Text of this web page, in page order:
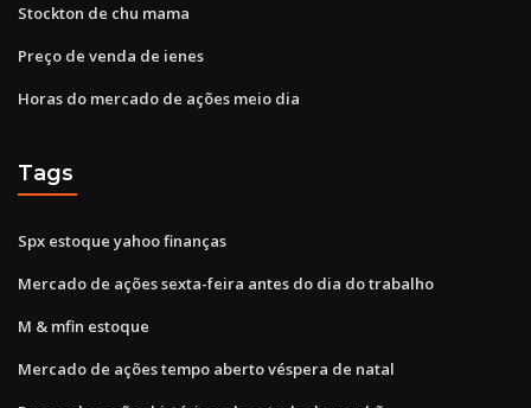
Stockton de chu mama
Preço de venda de ienes
Horas do mercado de ações meio dia
Tags
Spx estoque yahoo finanças
Mercado de ações sexta-feira antes do dia do trabalho
M & mfin estoque
Mercado de ações tempo aberto véspera de natal